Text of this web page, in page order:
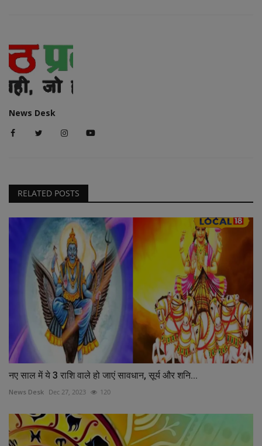
News Desk
RELATED POSTS
नए साल में ये 3 राशि वाले हो जाएं सावधान, सूर्य और शनि...
News Desk Dec 27, 2023 120